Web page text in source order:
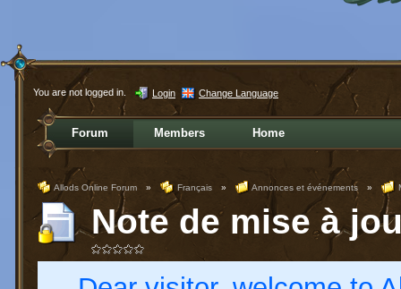
You are not logged in. Login Change Language
Forum Members Home
Allods Online Forum » Français » Annonces et événements »
Note de mise à